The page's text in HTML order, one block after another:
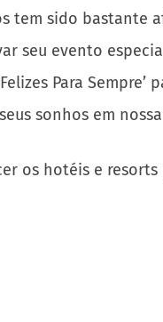
tem sido bastante
seu evento
Para
sonhos em
os hotéis e